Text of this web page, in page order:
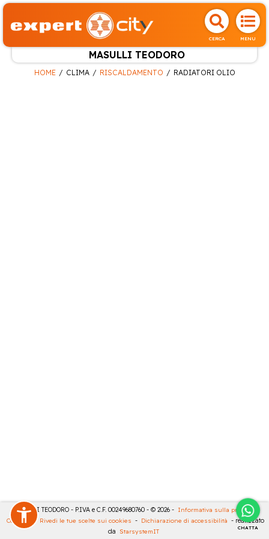
CERCA MENU
MASULLI TEODORO
CHATTA
HOME CLIMA RISCALDAMENTO RADIATORI OLIO
MASULLI TEODORO - P.IVA e C.F. 00249680760 - © 2026 - Informativa sulla privacy -
Cookies
- Rivedi le tue scelte sui cookies - Dichiarazione di accessibilità - realizzato
da StarsystemIT